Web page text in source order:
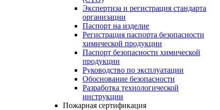
Экспертиза и регистрация стандарта
организации
Паспорт на изделие
Регистрация паспорта безопасности
химической продукции
Паспорт безопасности химической
продукции
Руководство по эксплуатации
Обоснование безопасности
Разработка технологической
инструкции
Пожарная сертификация